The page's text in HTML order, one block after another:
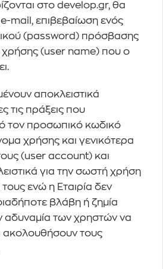
στο develop.gr, θα
mail, επιβεβαίωση ενός
(password) πρόσβασης
χρήσης (user name) που ο
αποκλειστικά
τις πράξεις που
τον προσωπικό κωδικό
χρήσης και γενικότερα
(user account) και
για την σωστή χρήση
ενώ η Εταιρία δεν
βλάβη ή ζημία
αδυναμία των χρηστών να
ακολουθήσουν τους